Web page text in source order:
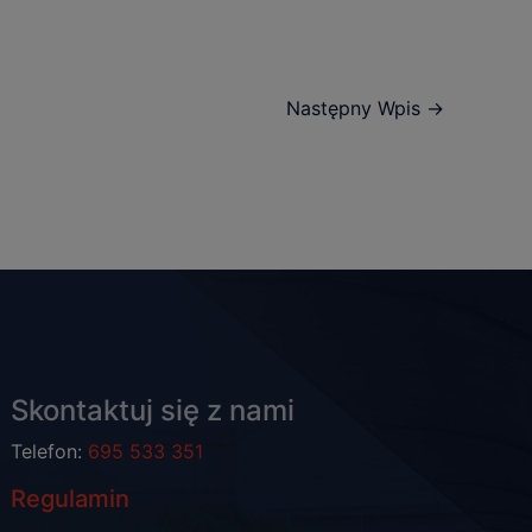
Następny Wpis →
Skontaktuj się z nami
Telefon: 695 533 351
Regulamin